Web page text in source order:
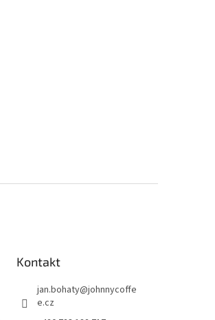
Kontakt
jan.bohaty@johnnycoffe
e.cz